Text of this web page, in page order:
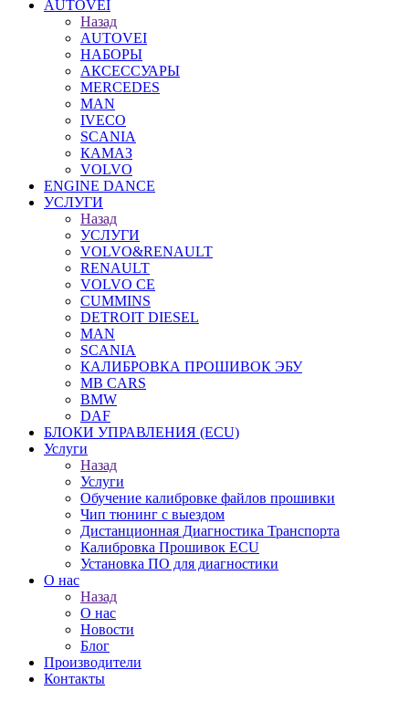
AUTOVEI
Назад
AUTOVEI
НАБОРЫ
АКСЕССУАРЫ
MERCEDES
MAN
IVECO
SCANIA
КАМАЗ
VOLVO
ENGINE DANCE
УСЛУГИ
Назад
УСЛУГИ
VOLVO&RENAULT
RENAULT
VOLVO CE
CUMMINS
DETROIT DIESEL
MAN
SCANIA
КАЛИБРОВКА ПРОШИВОК ЭБУ
MB CARS
BMW
DAF
БЛОКИ УПРАВЛЕНИЯ (ECU)
Услуги
Назад
Услуги
Обучение калибровке файлов прошивки
Чип тюнинг с выездом
Дистанционная Диагностика Транспорта
Калибровка Прошивок ECU
Установка ПО для диагностики
О нас
Назад
О нас
Новости
Блог
Производители
Контакты